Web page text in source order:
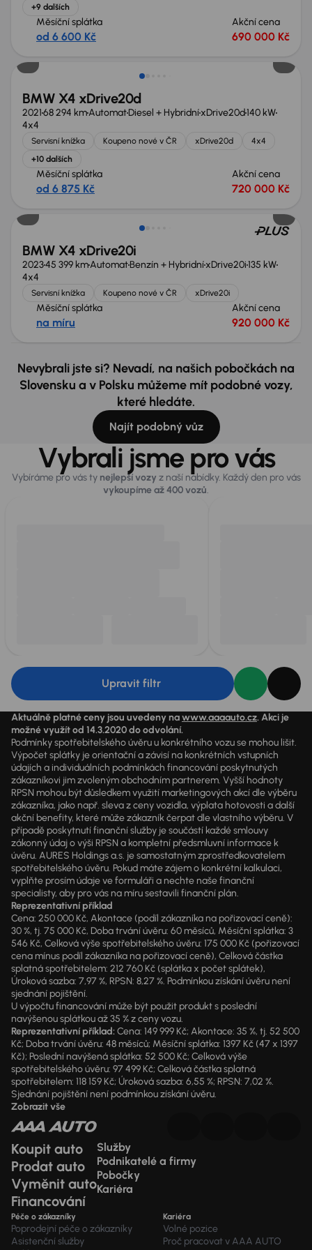
+9 dalších
Měsíční splátka
od 6 600 Kč
Akční cena
690 000 Kč
BMW X4 xDrive20d
202168 294 kmAutomatDiesel + HybridníxDrive20d140 kW
4x4
Servisní knížka Koupeno nové v ČR xDrive20d
4x4
+10 dalších
Měsíční splátka
od 6 875 Kč
Akční cena
720 000 Kč
Zlevněno o 50 000 Kč
BMW X4 xDrive20i
202345 399 kmAutomatBenzín + HybridníxDrive20i135 kW
4x4
Servisní knížka Koupeno nové v ČR xDrive20i
Měsíční splátka
na míru
Akční cena
920 000 Kč
Nevybrali jste si? Nevadí, na našich pobočkách na
Slovensku a v Polsku můžeme mít podobné vozy,
které hledáte.
Najít podobný vůz
Vybrali jsme pro vás
Vybíráme pro vás ty nejlepší vozy z naší nabídky. Každý den pro vás
vykoupíme až 400 vozů.
Upravit filtr
Aktuálně platné ceny jsou uvedeny nawww.aaaauto.cz. Akci je
možné využít od 14.3.2020 do odvolání.
Podmínky spotřebitelského úvěru u konkrétního vozu se mohou lišit.
Výpočet splátky je orientační a závisí na konkrétních vstupních
údajích a individuálních podmínkách financování poskytnutých
zákazníkovi jim zvoleným obchodním partnerem. Vyšší hodnoty
RPSN mohou být důsledkem využití marketingových akcí dle výběru
zákazníka, jako např. sleva z ceny vozidla, výplata hotovosti a další
akční benefity, které může zákazník čerpat dle vlastního výběru. V
případě poskytnutí finanční služby je součástí každé smlouvy
zákonný údaj o výši RPSN a kompletní předsmluvní informace k
úvěru. AURES Holdings a.s. je samostatným zprostředkovatelem
spotřebitelského úvěru. Pokud máte zájem o konkrétní kalkulaci,
vyplňte prosím údaje ve formuláři a nechte naše finanční
specialisty, aby pro vás na míru sestavili finanční plán.
Reprezentativní příklad
Cena: 250 000 Kč, Akontace (podíl zákazníka na pořizovací ceně):
30 %, tj. 75 000 Kč, Doba trvání úvěru: 60 měsíců, Měsíční splátka: 3
546 Kč, Celková výše spotřebitelského úvěru: 175 000 Kč (pořizovací
cena mínus podíl zákazníka na pořizovací ceně), Celková částka
splatná spotřebitelem: 212 760 Kč (splátka x počet splátek),
Úroková sazba: 7,97 %, RPSN: 8,27 %. Podmínkou získání úvěru není
sjednání pojištění.
U výpočtu financování může být použit produkt s poslední
navýšenou splátkou až 35 % z ceny vozu.
Reprezentativní příklad:Cena: 149 999 Kč; Akontace: 35 %, tj. 52 500
Kč; Doba trvání úvěru: 48 měsíců; Měsíční splátka: 1397 Kč (47 x 1397
Kč); Poslední navýšená splátka: 52 500 Kč; Celková výše
spotřebitelského úvěru: 97 499 Kč; Celková částka splatná
spotřebitelem: 118 159 Kč; Úroková sazba: 6,55 %; RPSN: 7,02 %.
Sjednání pojištění není podmínkou získání úvěru.
Zobrazit vše
Koupit auto
Prodat auto
Vyměnit auto
Financování
Služby
Podnikatelé a firmy
Pobočky
Kariéra
Péče o zákazníky
Poprodejní péče o zákazníky
Asistenční služby
Kariéra
Volné pozice
Proč pracovat v AAA AUTO